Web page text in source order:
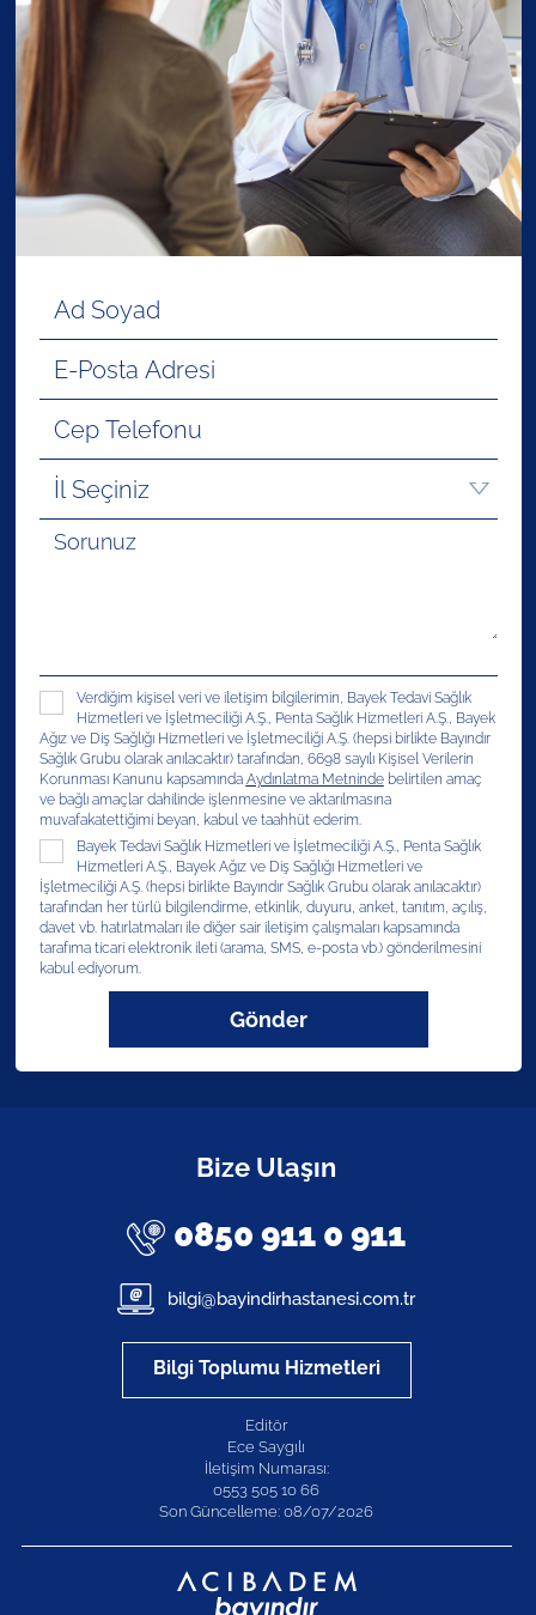
Verdiğim kişisel veri ve iletişim bilgilerimin, Bayek Tedavi Sağlık
Hizmetleri ve İşletmeciliği A.Ş., Penta Sağlık Hizmetleri A.Ş., Bayek
Ağız ve Diş Sağlığı Hizmetleri ve İşletmeciliği A.Ş. (hepsi birlikte Bayındır
Sağlık Grubu olarak anılacaktır) tarafından, 6698 sayılı Kişisel Verilerin
Korunması Kanunu kapsamında Aydınlatma Metnindebelirtilen amaç
ve bağlı amaçlar dahilinde işlenmesine ve aktarılmasına
muvafakatettiğimi beyan, kabul ve taahhüt ederim.
Bayek Tedavi Sağlık Hizmetleri ve İşletmeciliği A.Ş., Penta Sağlık
Hizmetleri A.Ş., Bayek Ağız ve Diş Sağlığı Hizmetleri ve
İşletmeciliği A.Ş. (hepsi birlikte Bayındır Sağlık Grubu olarak anılacaktır)
tarafından her türlü bilgilendirme, etkinlik, duyuru, anket, tanıtım, açılış,
davet vb. hatırlatmaları ile diğer sair iletişim çalışmaları kapsamında
tarafıma ticari elektronik ileti (arama, SMS, e-posta vb.) gönderilmesini
kabul ediyorum.
Gönder
Bize Ulaşın
0850 911 0 911
bilgi@bayindirhastanesi.com.tr
Bilgi Toplumu Hizmetleri
Editör
Ece Saygılı
İletişim Numarası:
0553 505 10 66
Son Güncelleme: 08/07/2026